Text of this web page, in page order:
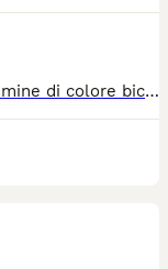
Cuccioli di razza persiana maschi e femmine di colore bicolour black and white con carattere meraviglioso disponibili a partire da 3 luglio. Con la doppia sverminazione doppio vaccino, passaggio di proprietà, Pedigree Anfi. Per qualsiasi domanda contattatemi.